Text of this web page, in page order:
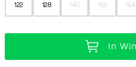
122 128 140 152 164
In